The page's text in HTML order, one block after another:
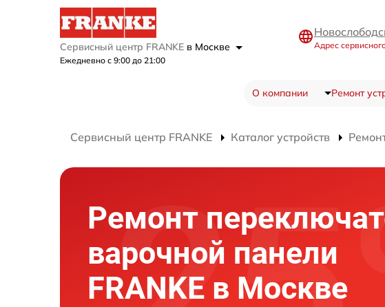
Сервисный центр FRANKE в Москве
Ежедневно с 9:00 до 21:00
Адрес
О компании Ремонт
Сервисный центр FRANKE Каталог устройств
Ремонт
варочной панели
FRANKE в Москве